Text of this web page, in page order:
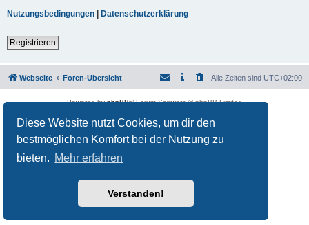
Diese Website nutzt Cookies, um dir den
bestmöglichen Komfort bei der Nutzung zu
bieten. Mehr erfahren
Verstanden!
Nutzungsbedingungen
Datenschutzerklärung
Registrieren
Webseite Foren-Übersicht Alle Zeiten sind UTC+02:00
Powered byphpBB® Forum Software © phpBB Limited
Datenschutz|Nutzungsbedingungen